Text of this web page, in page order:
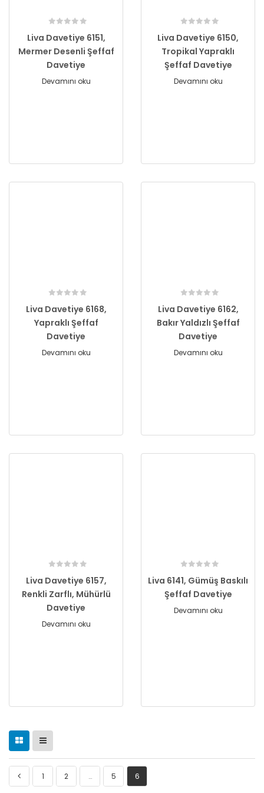
Liva Davetiye 6151,
Mermer Desenli Şeffaf
Davetiye
Devamını oku
Liva Davetiye 6150,
Tropikal Yapraklı
Şeffaf Davetiye
Devamını oku
Liva Davetiye 6168,
Yapraklı Şeffaf
Davetiye
Devamını oku
Liva Davetiye 6162,
Bakır Yaldızlı Şeffaf
Davetiye
Devamını oku
Liva Davetiye 6157,
Renkli Zarflı, Mühürlü
Davetiye
Devamını oku
Liva 6141, Gümüş Baskılı
Şeffaf Davetiye
Devamını oku
1 2 … 5 6